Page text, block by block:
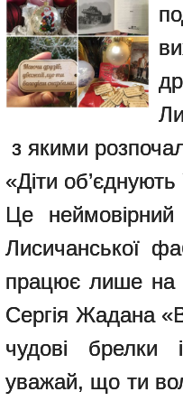
з якими
«Діти об’єднують
Це
Лисичанської
працює лише на
Сергія Жадана
чудові брелки
уважай, що ти